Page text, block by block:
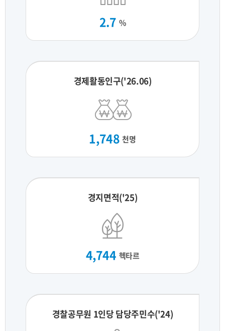
2.7 %
경제활동인구('26.06)
1,748 천명
경지면적('25)
4,744 헥타르
경찰공무원 1인당 담당주민수('24)